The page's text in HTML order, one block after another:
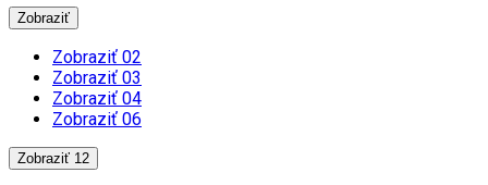
Zobraziť
Zobraziť 02
Zobraziť 03
Zobraziť 04
Zobraziť 06
Zobraziť 12